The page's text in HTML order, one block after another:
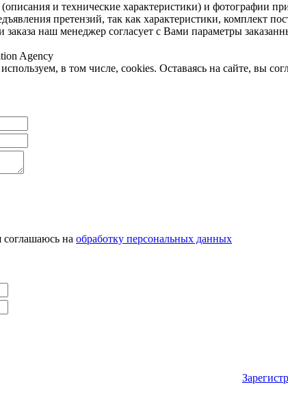
и технические характеристики) и фотографии
претензий, так как характеристики, комплект
заказа наш менеджер согласует с Вами параметры
Agency
в том числе, cookies. Оставаясь на сайте, вы
на обработку персональных данных